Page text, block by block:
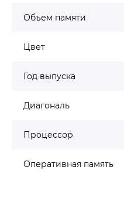
Объем памяти
Цвет
Год выпуска
Диагональ
Процессор
Оперативная память